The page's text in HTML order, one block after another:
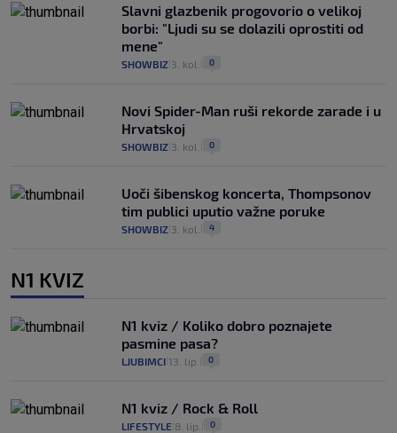
Slavni glazbenik progovorio o velikoj
borbi: "Ljudi su se dolazili oprostiti od
mene"
SHOWBIZ 3. kol. 0
Novi Spider-Man ruši rekorde zarade i u
Hrvatskoj
SHOWBIZ 3. kol. 0
Uoči šibenskog koncerta, Thompsonov
tim publici uputio važne poruke
SHOWBIZ 3. kol. 4
N1 KVIZ
N1 kviz / Koliko dobro poznajete
pasmine pasa?
LJUBIMCI 13. lip. 0
N1 kviz / Rock & Roll
LIFESTYLE 8. lip. 0